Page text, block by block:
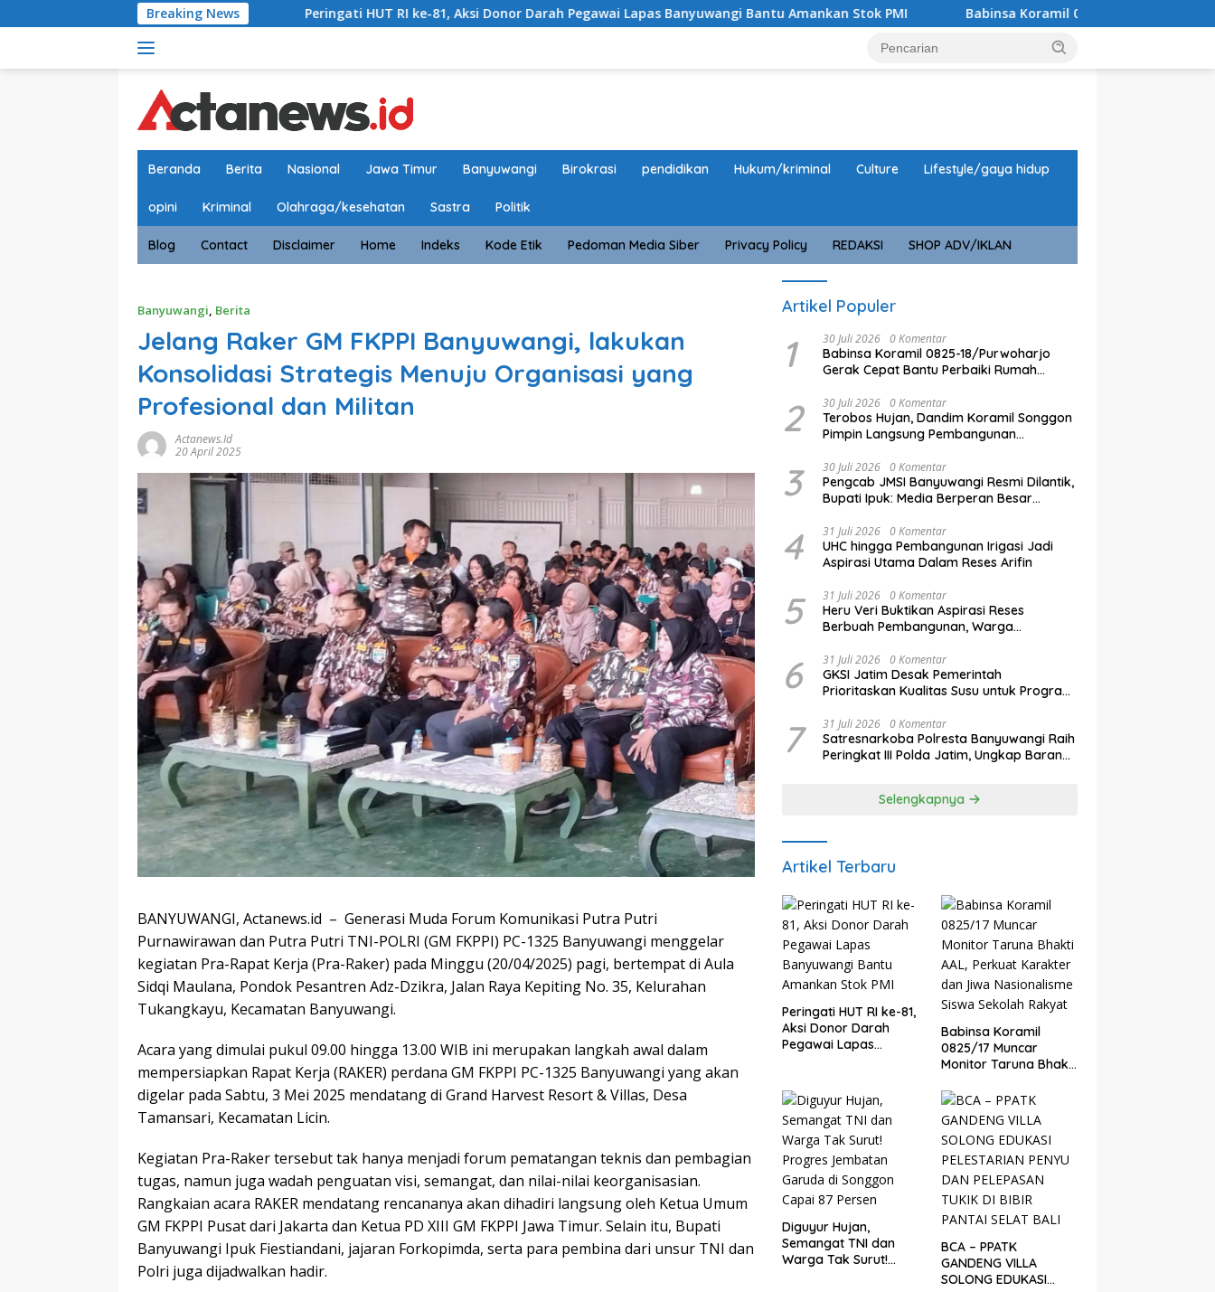
ke
Breaking News
Peringati HUT RI ke-81, Aksi Donor Darah Pegawai Lapas Banyuwangi Bantu Amankan Stok PMI Babinsa Koramil 0825/17 Muncar Monitor Taruna Bhakti AAL,
Beranda Berita Nasional Jawa Timur Banyuwangi Birokrasi pendidikan Hukum/kriminal Culture Lifestyle/gaya hidup
opini Kriminal Olahraga/kesehatan Sastra Politik
Blog Contact Disclaimer Home Indeks Kode Etik Pedoman Media Siber Privacy Policy REDAKSI SHOP ADV/IKLAN
Banyuwangi, Berita
Jelang Raker GM FKPPI Banyuwangi, lakukan
Konsolidasi Strategis Menuju Organisasi yang
Profesional dan Militan
Actanews.id
20 April 2025
BANYUWANGI, Actanews.id – Generasi Muda Forum Komunikasi Putra Putri
Purnawirawan dan Putra Putri TNI-POLRI (GM FKPPI) PC-1325 Banyuwangi menggelar
kegiatan Pra-Rapat Kerja (Pra-Raker) pada Minggu (20/04/2025) pagi, bertempat di Aula
Sidqi Maulana, Pondok Pesantren Adz-Dzikra, Jalan Raya Kepiting No. 35, Kelurahan
Tukangkayu, Kecamatan Banyuwangi.
Acara yang dimulai pukul 09.00 hingga 13.00 WIB ini merupakan langkah awal dalam
mempersiapkan Rapat Kerja (RAKER) perdana GM FKPPI PC-1325 Banyuwangi yang akan
digelar pada Sabtu, 3 Mei 2025 mendatang di Grand Harvest Resort & Villas, Desa
Tamansari, Kecamatan Licin.
Kegiatan Pra-Raker tersebut tak hanya menjadi forum pematangan teknis dan pembagian
tugas, namun juga wadah penguatan visi, semangat, dan nilai-nilai keorganisasian.
Rangkaian acara RAKER mendatang rencananya akan dihadiri langsung oleh Ketua Umum
GM FKPPI Pusat dari Jakarta dan Ketua PD XIII GM FKPPI Jawa Timur. Selain itu, Bupati
Banyuwangi Ipuk Fiestiandani, jajaran Forkopimda, serta para pembina dari unsur TNI dan
Polri juga dijadwalkan hadir.
Artikel Populer
1 30 Juli 2026 0 Komentar
Babinsa Koramil 0825-18/Purwoharjo
Gerak Cepat Bantu Perbaiki Rumah
2 30 Juli 2026 0 Komentar
Terobos Hujan, Dandim Koramil Songgon
Pimpin Langsung Pembangunan
Persen
3 30 Juli 2026 0 Komentar
Pengcab JMSI Banyuwangi Resmi Dilantik,
Bupati Ipuk: Media Berperan Besar
4 31 Juli 2026 0 Komentar
UHC hingga Pembangunan Irigasi Jadi
Aspirasi Utama Dalam Reses Arifin
5 31 Juli 2026 0 Komentar
Heru Veri Buktikan Aspirasi Reses
Berbuah Pembangunan, Warga
6 31 Juli 2026 0 Komentar
GKSI Jatim Desak Pemerintah
Prioritaskan Kualitas Susu untuk Program
7 31 Juli 2026 0 Komentar
Satresnarkoba Polresta Banyuwangi Raih
Peringkat III Polda Jatim, Ungkap Barang
Selengkapnya
Artikel Terbaru
Peringati HUT RI ke-81,
Aksi Donor Darah
Pegawai Lapas
Babinsa Koramil
0825/17 Muncar
Monitor Taruna Bhakti
dan Jiwa
Nasionalisme Siswa
Sekolah Rakyat
Diguyur Hujan,
Semangat TNI dan
Warga Tak Surut!
BCA – PPATK
GANDENG VILLA
SOLONG EDUKASI